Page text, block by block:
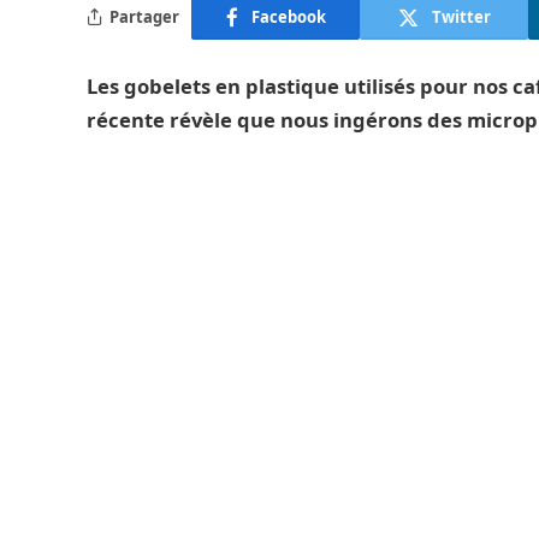
Partager Facebook Twitter
Les gobelets en plastique utilisés pour nos
récente révèle que nous ingérons des